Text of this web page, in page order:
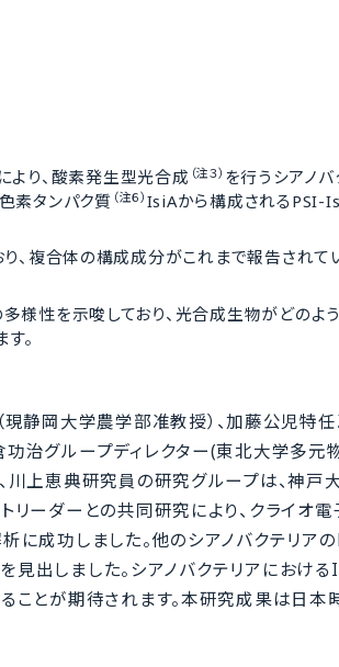
により、酸素発生型光合成 （注３） を行うシアノバ
素タンパク質 （注６） IsiAから構成されるPSI-
複合体の構成成分がこれまで報告されて
様性を示唆しており、光合成生物がどのよ
。
岡大学農学部准教授）、加藤公児特任
治グループディレクター(東北大学多元
上恵典研究員の研究グループは、神戸
ーダーとの共同研究により、クライオ電
成功しました。他のシアノバクテリア
見出しました。シアノバクテリアにおけ
とが期待されます。本研究成果は日本